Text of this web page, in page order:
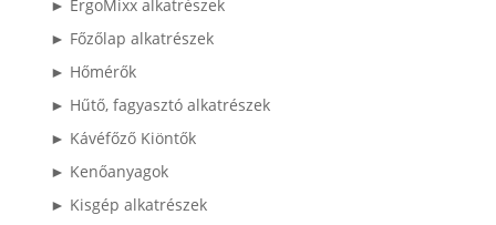
► ErgoMixx alkatrészek
► Főzőlap alkatrészek
► Hőmérők
► Hűtő, fagyasztó alkatrészek
► Kávéfőző Kiöntők
► Kenőanyagok
► Kisgép alkatrészek